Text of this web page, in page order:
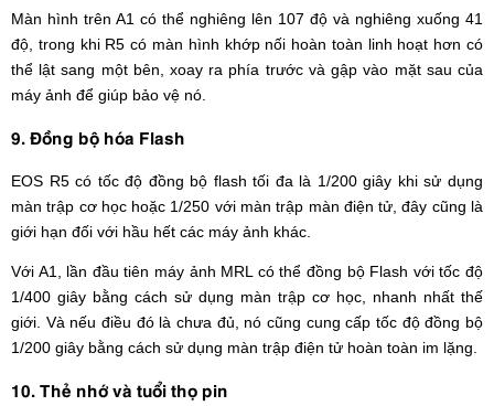
Màn hình trên A1 có thể nghiêng lên 107 độ và nghiêng xuống 41
độ, trong khi R5 có màn hình khớp nối hoàn toàn linh hoạt hơn có
thể lật sang một bên, xoay ra phía trước và gập vào mặt sau của
máy ảnh để giúp bảo vệ nó.
9. Đồng bộ hóa Flash
EOS R5 có tốc độ đồng bộ flash tối đa là 1/200 giây khi sử dụng
màn trập cơ học hoặc 1/250 với màn trập màn điện tử, đây cũng là
giới hạn đối với hầu hết các máy ảnh khác.
Với A1, lần đầu tiên máy ảnh MRL có thể đồng bộ Flash với tốc độ
1/400 giây bằng cách sử dụng màn trập cơ học, nhanh nhất thế
giới. Và nếu điều đó là chưa đủ, nó cũng cung cấp tốc độ đồng bộ
1/200 giây bằng cách sử dụng màn trập điện tử hoàn toàn im lặng.
10. Thẻ nhớ và tuổi thọ pin